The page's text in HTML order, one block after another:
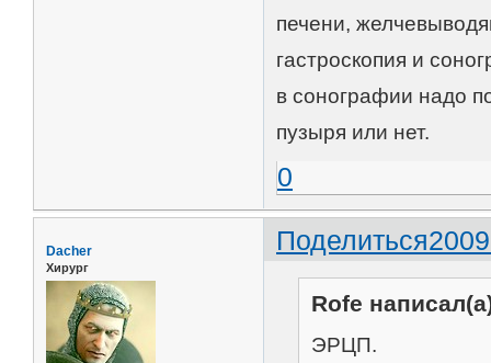
печени,
гастроскопия и
в сонографии надо
пузыря или нет.
0
Поделиться
Dacher
Хирург
Rofe
ЭРЦП.